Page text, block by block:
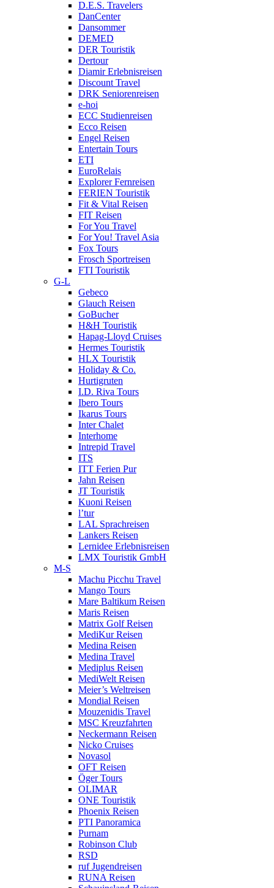
D.E.S. Travelers
DanCenter
Dansommer
DEMED
DER Touristik
Dertour
Diamir Erlebnisreisen
Discount Travel
DRK Seniorenreisen
e-hoi
ECC Studienreisen
Ecco Reisen
Engel Reisen
Entertain Tours
ETI
EuroRelais
Explorer Fernreisen
FERIEN Touristik
Fit & Vital Reisen
FIT Reisen
For You Travel
For You! Travel Asia
Fox Tours
Frosch Sportreisen
FTI Touristik
G-L
Gebeco
Glauch Reisen
GoBucher
H&H Touristik
Hapag-Lloyd Cruises
Hermes Touristik
HLX Touristik
Holiday & Co.
Hurtigruten
I.D. Riva Tours
Ibero Tours
Ikarus Tours
Inter Chalet
Interhome
Intrepid Travel
ITS
ITT Ferien Pur
Jahn Reisen
JT Touristik
Kuoni Reisen
l’tur
LAL Sprachreisen
Lankers Reisen
Lernidee Erlebnisreisen
LMX Touristik GmbH
M-S
Machu Picchu Travel
Mango Tours
Mare Baltikum Reisen
Maris Reisen
Matrix Golf Reisen
MediKur Reisen
Medina Reisen
Medina Travel
Mediplus Reisen
MediWelt Reisen
Meier’s Weltreisen
Mondial Reisen
Mouzenidis Travel
MSC Kreuzfahrten
Neckermann Reisen
Nicko Cruises
Novasol
OFT Reisen
Öger Tours
OLIMAR
ONE Touristik
Phoenix Reisen
PTI Panoramica
Purnam
Robinson Club
RSD
ruf Jugendreisen
RUNA Reisen